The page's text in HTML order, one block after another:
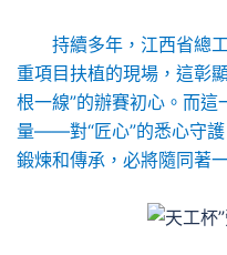
持續多年，江西省總
重項目扶植的現場，這彰
根一線”的辦賽初心。而
量——對“匠心”的悉心守
鍛煉和傳承，必將隨同著